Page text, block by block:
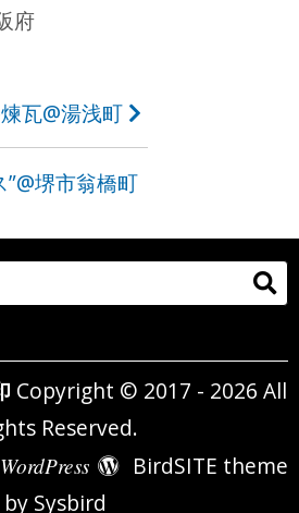
府
瓦@湯浅町
”@堺市翁橋町
Copyright © 2017 - 2026 All
Reserved.
BirdSITE theme
by Sysbird